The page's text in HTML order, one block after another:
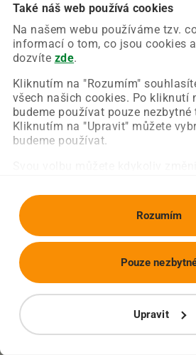
Také náš web používá cookies
Na našem webu používáme tzv.
informací o tom, co jsou cookies
dozvíte zde.
Kliknutím na "Rozumím"
všech našich cookies. Po kliknutí
budeme používat pouze nezbytné
Kliknutím na "Upravit" můžete
budeme používat.
Rozumím
Upravit
Pouze
Chyba nastala na naší straně
Zkuste prosím znovu načíst
Obnovit stránku